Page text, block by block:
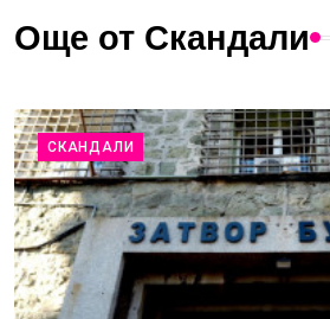
Още от Скандали
СКАНДАЛИ